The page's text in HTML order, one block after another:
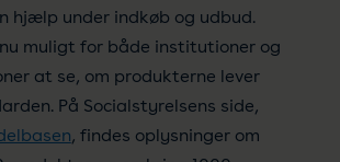
hjælp under indkøb og udbud.
muligt for både institutioner og
at se, om produkterne lever
På Socialstyrelsens side,
, findes oplysninger om